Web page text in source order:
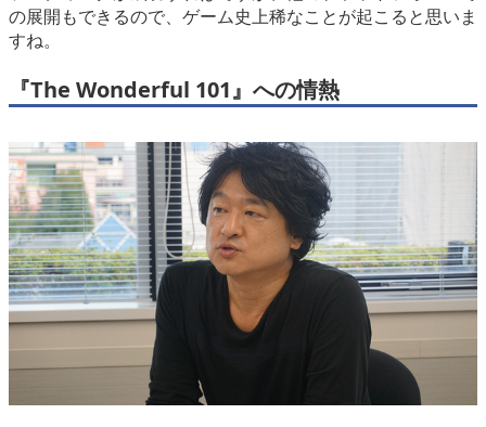
の展開もできるので、ゲーム史上稀なことが起こると思いま
すね。
『The Wonderful 101』への情熱